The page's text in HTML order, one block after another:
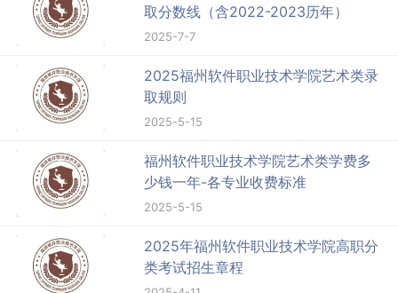
取分数线（含2022-2023历年）
2025-7-7
2025福州软件职业技术学院艺术类录
取规则
2025-5-15
福州软件职业技术学院艺术类学费多
少钱一年-各专业收费标准
2025-5-15
2025年福州软件职业技术学院高职分
类考试招生章程